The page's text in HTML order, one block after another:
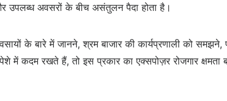
उपलब्ध अवसरों के बीच असंतुलन पैदा होता है।
के बारे में जानने, श्रम बाजार की कार्यप्रणाली को
रखते हैं, तो इस प्रकार का एक्सपोज़र रोजगार क्षमता